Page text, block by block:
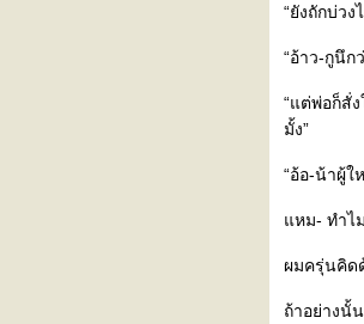
“ยังถักบ่วง
“อ้าว-กูนึก
“แต่พ่อก็สั่
มั้ง”
“อ้อ-น้าผู้ใ
หม- ทำไม
ผมครุ่นคิด
ถ้าอย่างนั้